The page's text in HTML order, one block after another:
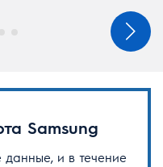
Samsung
данные, и в течение